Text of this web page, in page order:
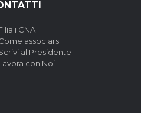
CNA
associarsi
al Presidente
con Noi